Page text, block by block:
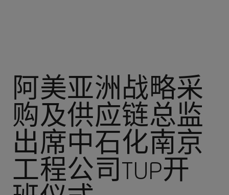
阿美亚洲战略采
购及供应链总监
出席中石化南京
工程公司TUP开